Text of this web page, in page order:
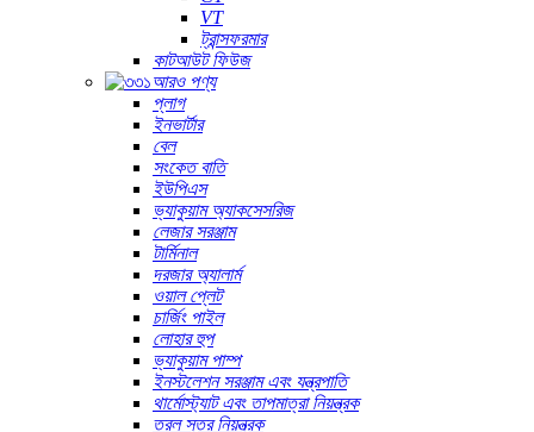
VT
ট্রান্সফরমার
কাটআউট ফিউজ
আরও পণ্য
প্লাগ
ইনভার্টার
বেল
সংকেত বাতি
ইউপিএস
ভ্যাকুয়াম অ্যাকসেসরিজ
লেজার সরঞ্জাম
টার্মিনাল
দরজার অ্যালার্ম
ওয়াল প্লেট
চার্জিং পাইল
লোহার হুপ
ভ্যাকুয়াম পাম্প
ইনস্টলেশন সরঞ্জাম এবং যন্ত্রপাতি
থার্মোস্ট্যাট এবং তাপমাত্রা নিয়ন্ত্রক
তরল স্তর নিয়ন্ত্রক